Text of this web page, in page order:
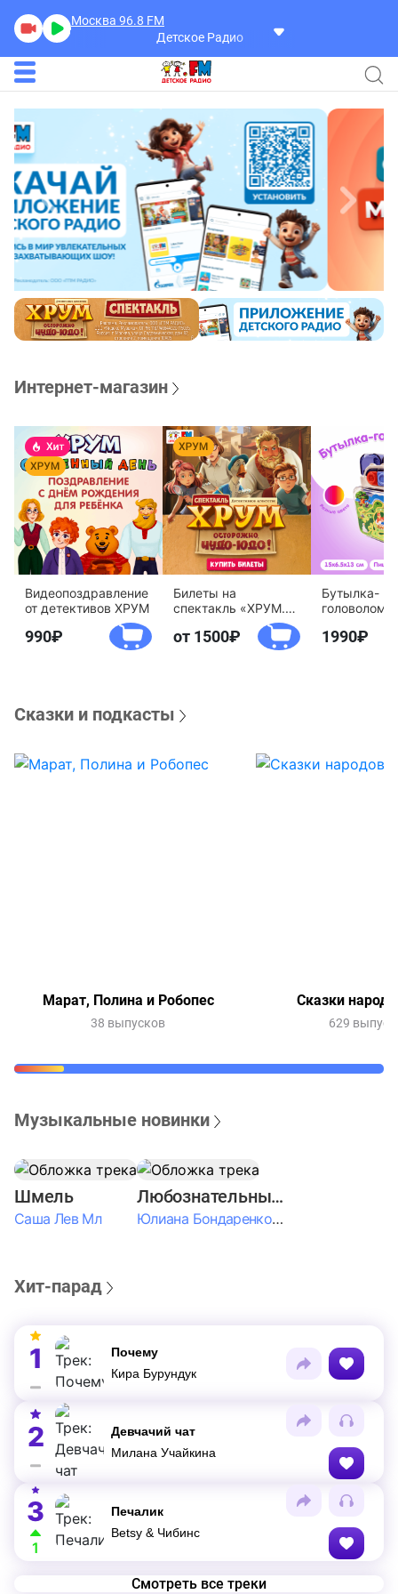
Москва 96.8 FM
Детское Радио
Интернет-магазин
Видеопоздравление
от детективов ХРУМ
990
Билеты на
спектакль «ХРУМ.
Осторожно, Чудо-
Юдо!»
от 1500
Бутылка-
агентство
1990
Сказки и подкасты
Марат, Полина и Робопес
38 выпусков
Сказки
629
Музыкальные новинки
Шмель
Саша Лев Мл
Любознательные Дети
Юлиана Бондаренко & Амелия Колпакова & Егор Егоров & Валерия Шевченко & Ксюша Косичкина
Хит-парад
1
Почему
Кира Бурундук
2
Девчачий чат
Милана Учайкина
3
1
Печалик
Betsy & Чибинс
Смотреть все треки